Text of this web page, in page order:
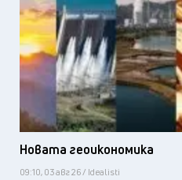
Новата геоикономика
09:10, 03 авг 26 / Idealisti